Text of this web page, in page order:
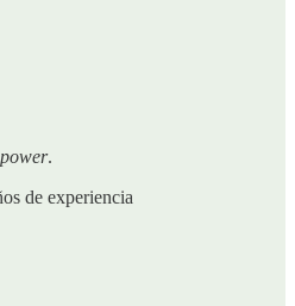
.
de experiencia